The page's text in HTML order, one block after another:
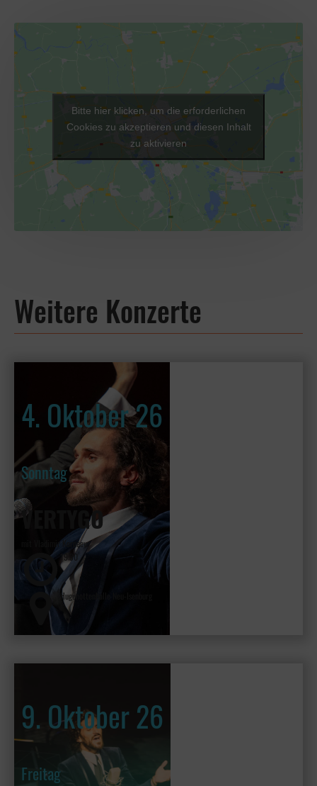
Bitte hier klicken, um die erforderlichen
Cookies zu akzeptieren und diesen Inhalt
zu aktivieren
Weitere Konzerte
4. Oktober 26
Sonntag
VERTYGO
mit Vladimir Kornéev
19:30
Hugenottenhalle Neu-Isenburg
9. Oktober 26
Freitag